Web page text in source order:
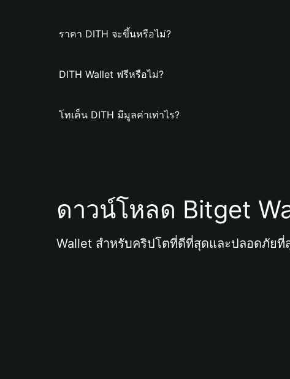
ราคา DITH จะขึ้นหรือไม่?
DITH Wallet ฟรีหรือไม่?
โทเค็น DITH มีมูลค่าเท่าไร?
ดาวน์โหลด Bitget
Wallet สำหรับคริปโตที่ดีที่สุดและปลอดภัยที่